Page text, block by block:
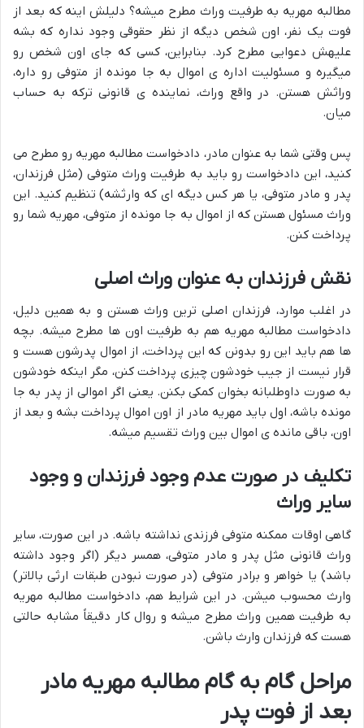
مطالبه مهریه به طرفیت وراث مطرح میشه؟ دلیلش اینه که بعد از
فوت یک نفر، اون شخص دیگه از نظر حقوقی وجود نداره که بشه
علیهش دعوایی مطرح کرد. بنابراین، کسی که جای اون شخص رو
میگیره و مسئولیت اداره ی اموال به جا مونده از متوفی رو داره،
وراثش هستن. در واقع وراث، نماینده ی قانونی ترکه به حساب
میان.
پس وقتی شما به عنوان مادر، دادخواست مطالبه مهریه رو مطرح می
کنید، این دادخواست رو باید به طرفیت وراث متوفی (مثل فرزندان،
پدر و مادر متوفی، یا هر کس دیگه ای که وارثشه) تنظیم کنید. این
وراث مسئول هستن که از اموال به جا مونده از متوفی، مهریه شما رو
پرداخت کنن.
نقش فرزندان به عنوان وراث اصلی
در اغلب موارد، فرزندان اصلی ترین وراث هستن و به همین دلیل،
دادخواست مطالبه مهریه هم به طرفیت اون ها مطرح میشه. بچه
ها هم باید این رو بدونن که این پرداخت، از اموال پدرشون هست و
قرار نیست از جیب خودشون چیزی پرداخت کنن، مگر اینکه خودشون
به صورت داوطلبانه بخوان کمکی بکنن. یعنی اگر اموالی از پدر به جا
مونده باشه، اول باید مهریه مادر از اون اموال پرداخت بشه و بعد از
اون، باقی مانده ی اموال بین وراث تقسیم میشه.
تکلیف در صورت عدم وجود فرزندان و وجود
سایر وراث
گاهی اوقات ممکنه متوفی فرزندی نداشته باشه. در این صورت، سایر
وراث قانونی مثل پدر و مادر متوفی، همسر دیگر (اگر وجود داشته
باشد) یا خواهر و برادر متوفی (در صورت نبودن طبقات ارثی بالاتر)
وارث محسوب میشن. در این شرایط هم، دادخواست مطالبه مهریه
به طرفیت همین وراث مطرح میشه و روال کار دقیقاً مشابه حالتی
هست که فرزندان وارث باشن.
مراحل گام به گام مطالبه مهریه مادر
بعد از فوت پدر